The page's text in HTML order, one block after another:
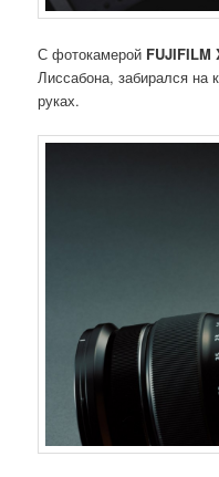
С фотокамерой FUJIFILM
Лиссабона, забирался на
руках.